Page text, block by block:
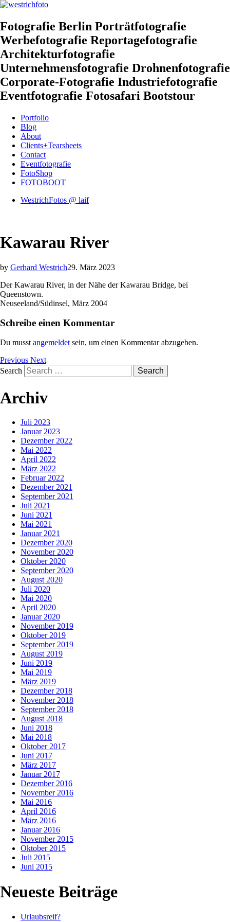
Fotografie Berlin Porträtfotografie
Werbefotografie Reportagefotografie
Architekturfotografie
Unternehmensfotografie Drohnenfotografie
Corporate-Fotografie Industriefotografie
Eventfotografie Fotosafari Bootstour
Portfolio
Blog
About
Clients+Tearsheets
Contact
Eventfotografie
FotoShop
FOTOBOOT
WestrichFotos @ laif
Kawarau River
by Gerhard Westrich29. März 2023
Der Kawarau River, in der Nähe der Kawarau Bridge, bei
Queenstown.
Neuseeland/Südinsel, März 2004
Schreibe einen Kommentar
Du musst angemeldet sein, um einen Kommentar abzugeben.
Previous Next
Search
Archiv
Juli 2023
Januar 2023
Dezember 2022
Mai 2022
April 2022
März 2022
Februar 2022
Dezember 2021
September 2021
Juli 2021
Juni 2021
Mai 2021
Januar 2021
Dezember 2020
November 2020
Oktober 2020
September 2020
August 2020
Juli 2020
Mai 2020
April 2020
Januar 2020
November 2019
Oktober 2019
September 2019
August 2019
Juni 2019
Mai 2019
März 2019
Dezember 2018
November 2018
September 2018
August 2018
Juni 2018
Mai 2018
Oktober 2017
Juni 2017
März 2017
Januar 2017
Dezember 2016
November 2016
Mai 2016
April 2016
März 2016
Januar 2016
November 2015
Oktober 2015
Juli 2015
Juni 2015
Neueste Beiträge
Urlaubsreif?